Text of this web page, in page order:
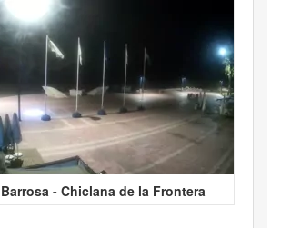
- Chiclana de la Frontera